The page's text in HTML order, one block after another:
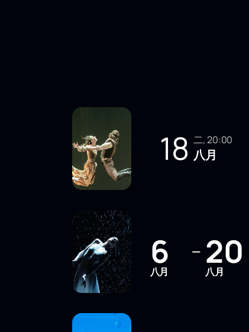
18 二, 20:00
八月
6
八月
— 20
八月